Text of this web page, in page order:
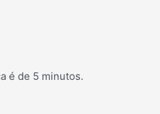
é de 5 minutos.